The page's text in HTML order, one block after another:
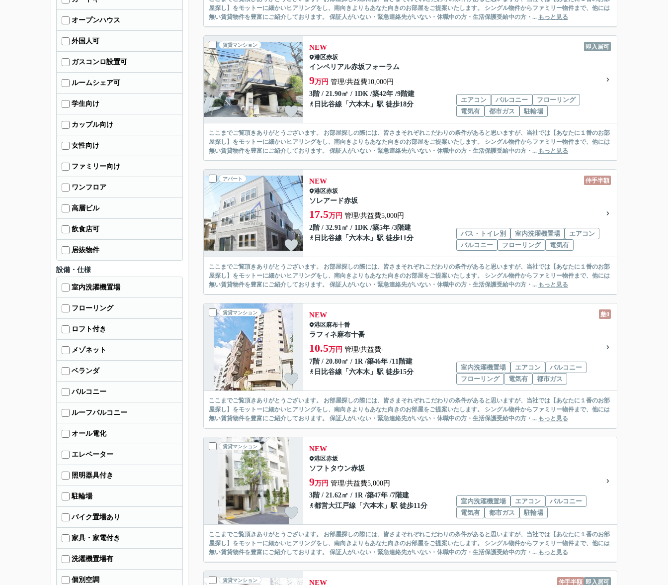
屋探し】をモットーに細かいヒアリングをし、南向きよりもあなた向きのお部屋をご提案いたします。 シングル物件からファミリー物件まで、他には
無い賃貸物件を豊富にご紹介しております。 保証人がいない・緊急連絡先がいない・休職中の方・生活保護受給中の方・... もっと見る
賃貸マンション 即入居可
NEW
港区赤坂
インペリアル赤坂フォーラム
9万円 管理/共益費10,000円
3階 / 21.90㎡ / 1DK /築42年 /9階建
日比谷線 「 六本木 」駅 徒歩18分
エアコン バルコニー
フローリング
電気有
都市ガス 駐輪場
ここまでご覧頂きありがとうございます。 お部屋探しの際には、皆さまそれぞれこだわりの条件があると思いますが、当社では【あなたに１番のお部
屋探し】をモットーに細かいヒアリングをし、南向きよりもあなた向きのお部屋をご提案いたします。 シングル物件からファミリー物件まで、他には
無い賃貸物件を豊富にご紹介しております。 保証人がいない・緊急連絡先がいない・休職中の方・生活保護受給中の方・... もっと見る
アパート 仲手半額
NEW
港区赤坂
ソレアード赤坂
17.5万円 管理/共益費5,000円
2階 / 32.91㎡ / 1DK /築5年 /3階建
日比谷線 「 六本木 」駅 徒歩11分
バス・トイレ別 室内洗濯機置場
エアコン
バルコニー
フローリング 電気有
ここまでご覧頂きありがとうございます。 お部屋探しの際には、皆さまそれぞれこだわりの条件があると思いますが、当社では【あなたに１番のお部
屋探し】をモットーに細かいヒアリングをし、南向きよりもあなた向きのお部屋をご提案いたします。 シングル物件からファミリー物件まで、他には
無い賃貸物件を豊富にご紹介しております。 保証人がいない・緊急連絡先がいない・休職中の方・生活保護受給中の方・... もっと見る
賃貸マンション 敷0
NEW
港区麻布十番
ラフィネ麻布十番
10.5万円 管理/共益費-
7階 / 20.80㎡ / 1R /築46年 /11階建
日比谷線 「 六本木 」駅 徒歩15分
室内洗濯機置場 エアコン
バルコニー
フローリング
電気有 都市ガス
ここまでご覧頂きありがとうございます。 お部屋探しの際には、皆さまそれぞれこだわりの条件があると思いますが、当社では【あなたに１番のお部
屋探し】をモットーに細かいヒアリングをし、南向きよりもあなた向きのお部屋をご提案いたします。 シングル物件からファミリー物件まで、他には
無い賃貸物件を豊富にご紹介しております。 保証人がいない・緊急連絡先がいない・休職中の方・生活保護受給中の方・... もっと見る
賃貸マンション NEW
港区赤坂
ソフトタウン赤坂
9万円 管理/共益費5,000円
3階 / 21.62㎡ / 1R /築47年 /7階建
都営大江戸線 「 六本木 」駅 徒歩11分
室内洗濯機置場 エアコン
バルコニー
電気有
都市ガス 駐輪場
ここまでご覧頂きありがとうございます。 お部屋探しの際には、皆さまそれぞれこだわりの条件があると思いますが、当社では【あなたに１番のお部
屋探し】をモットーに細かいヒアリングをし、南向きよりもあなた向きのお部屋をご提案いたします。 シングル物件からファミリー物件まで、他には
無い賃貸物件を豊富にご紹介しております。 保証人がいない・緊急連絡先がいない・休職中の方・生活保護受給中の方・... もっと見る
賃貸マンション 仲手半額 即入居可
NEW
オープンハウス
外国人可
ガスコンロ設置可
ルームシェア可
学生向け
カップル向け
女性向け
ファミリー向け
ワンフロア
高層ビル
飲食店可
居抜物件
設備・仕様
室内洗濯機置場
フローリング
ロフト付き
メゾネット
ベランダ
バルコニー
ルーフバルコニー
オール電化
エレベーター
照明器具付き
駐輪場
バイク置場あり
家具・家電付き
洗濯機置場有
個別空調